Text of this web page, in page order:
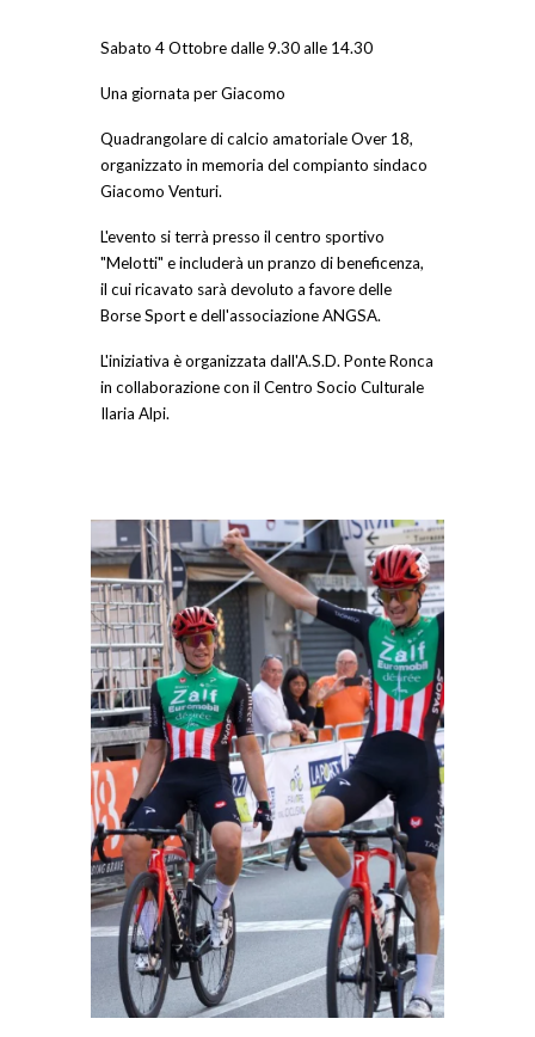
Sabato 4 Ottobre dalle 9.30 alle 14.30
Una giornata per Giacomo
Quadrangolare di calcio amatoriale Over 18,
organizzato in memoria del compianto sindaco
Giacomo Venturi.
L'evento si terrà presso il centro sportivo
"Melotti" e includerà un pranzo di beneficenza,
il cui ricavato sarà devoluto a favore delle
Borse Sport e dell'associazione ANGSA.
L'iniziativa è organizzata dall'A.S.D. Ponte Ronca
in collaborazione con il Centro Socio Culturale
Ilaria Alpi.